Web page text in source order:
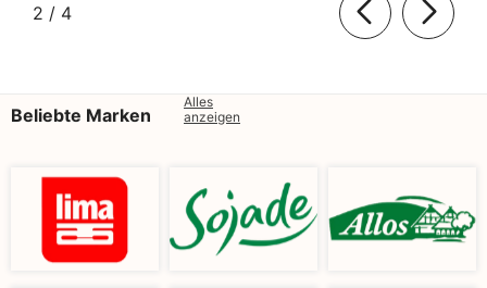
2 / von
4
Beliebte Marken
Alles
anzeigen